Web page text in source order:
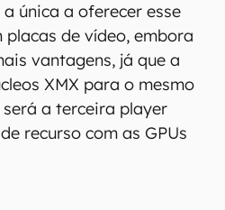
única a oferecer esse
de vídeo, embora
vantagens, já que a
XMX para o mesmo
será a terceira player
recurso com as GPUs